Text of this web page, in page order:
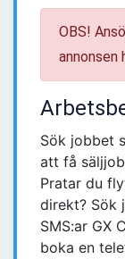
OBS!
annonsen
Sök jobbet
att få
Pratar du
direkt? Sök
SMS:ar GX
boka en